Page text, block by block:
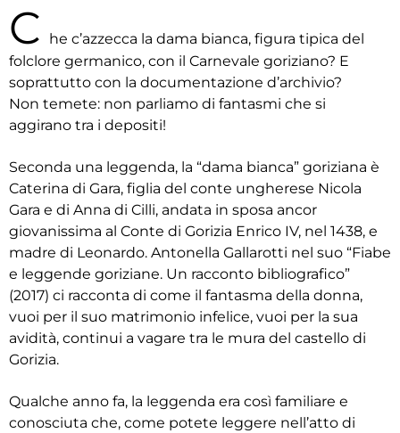
C
he c’azzecca la dama bianca, figura tipica del
folclore germanico, con il Carnevale goriziano? E
soprattutto con la documentazione d’archivio?
Non temete: non parliamo di fantasmi che si
aggirano tra i depositi!
Seconda una leggenda, la “dama bianca” goriziana è
Caterina di Gara, figlia del conte ungherese Nicola
Gara e di Anna di Cilli, andata in sposa ancor
giovanissima al Conte di Gorizia Enrico IV, nel 1438, e
madre di Leonardo. Antonella Gallarotti nel suo “Fiabe
e leggende goriziane. Un racconto bibliografico”
(2017) ci racconta di come il fantasma della donna,
vuoi per il suo matrimonio infelice, vuoi per la sua
avidità, continui a vagare tra le mura del castello di
Gorizia.
Qualche anno fa, la leggenda era così familiare e
conosciuta che, come potete leggere nell’atto di